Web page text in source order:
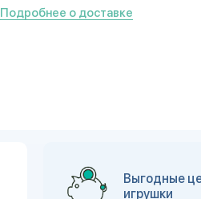
Подробнее о доставке
Выгодные
игрушки